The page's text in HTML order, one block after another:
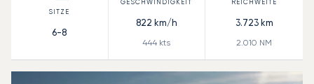
6-8
822 km/h
444 kts
3.723km
2.010 NM